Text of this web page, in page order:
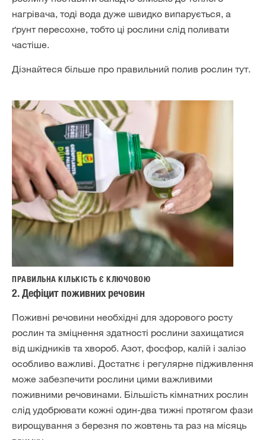
нагрівача, тоді вода дуже швидко випарується, а
ґрунт пересохне, тобто ці рослини слід поливати
частіше.
Дізнайтеся більше про правильний полив рослин тут.
ПРАВИЛЬНА КІЛЬКІСТЬ Є КЛЮЧОВОЮ
2. Дефіцит поживних речовин
Поживні речовини необхідні для здорового росту
рослин та зміцнення здатності рослини захищатися
від шкідників та хвороб. Азот, фосфор, калій і залізо
особливо важливі. Достатнє і регулярне підживлення
може забезпечити рослини цими важливими
поживними речовинами. Більшість кімнатних рослин
слід удобрювати кожні один-два тижні протягом фази
вирощування з березня по жовтень та раз на місяць